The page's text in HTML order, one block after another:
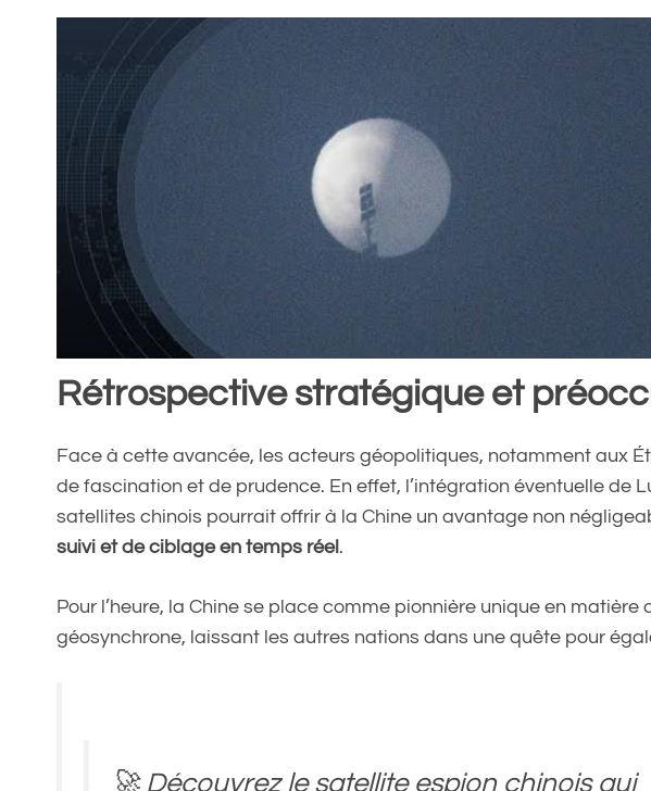
Rétrospective stratégique et
Face à cette avancée, les acteurs géopolitiques, notamment aux
de fascination et de prudence. En effet, l’intégration éventuelle de
satellites chinois pourrait offrir à la Chine un avantage non
suivi et de ciblage en temps réel .
Pour l’heure, la Chine se place comme pionnière unique en matière
géosynchrone, laissant les autres nations dans une quête pour
🚀 Découvrez le satellite espion chinois qui